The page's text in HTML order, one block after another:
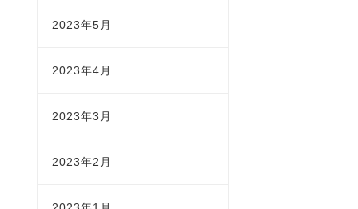
2023年5月
2023年4月
2023年3月
2023年2月